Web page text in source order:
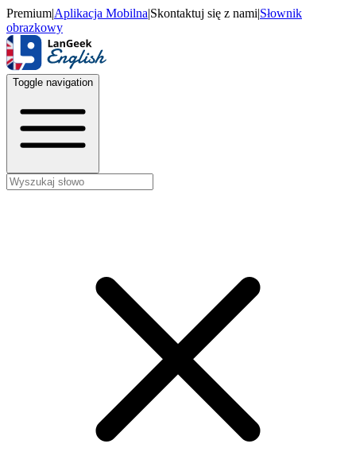
Premium|Aplikacja Mobilna|Skontaktuj się z nami|Słownik
obrazkowy
Toggle navigation